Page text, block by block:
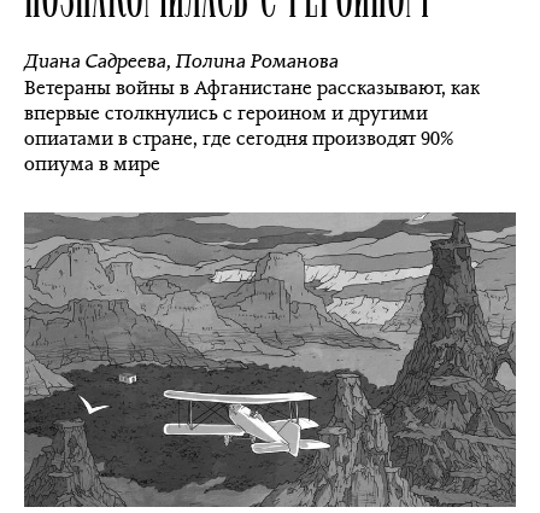
Диана Садреева,Полина Романова
Ветераны войны в Афганистане рассказывают, как
впервые столкнулись с героином и другими
опиатами в стране, где сегодня производят 90%
опиума в мире